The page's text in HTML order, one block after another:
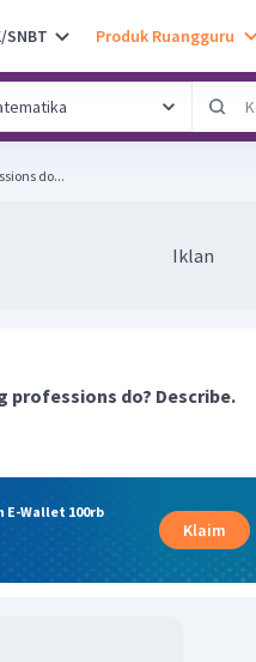
SNBT Produk Ruangguru
do...
Iklan
do? Describe.
E-Wallet 100rb
Klaim